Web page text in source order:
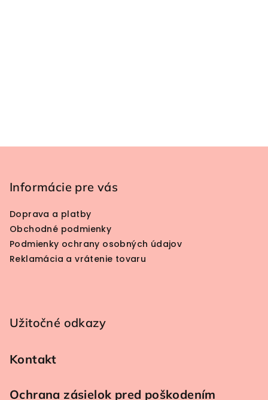
Informácie pre vás
Doprava a platby
Obchodné podmienky
Podmienky ochrany osobných údajov
Reklamácia a vrátenie tovaru
Užitočné odkazy
Kontakt
Ochrana zásielok pred poškodením